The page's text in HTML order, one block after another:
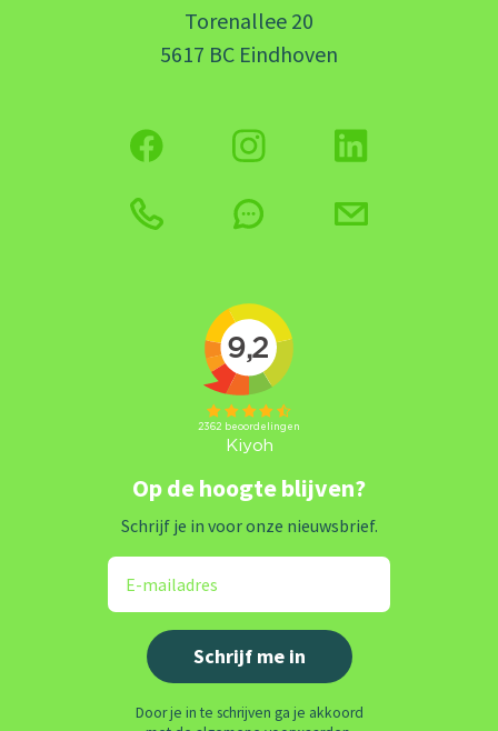
Torenallee 20
5617 BC Eindhoven
Op de hoogte blijven?
Schrijf je in voor onze nieuwsbrief.
Door je in te schrijven ga je akkoord